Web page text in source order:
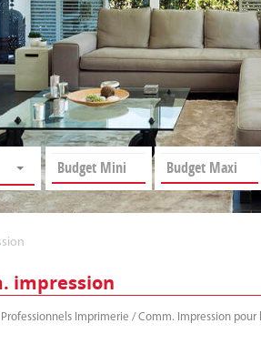
impression
Imprimerie / Comm. Impression